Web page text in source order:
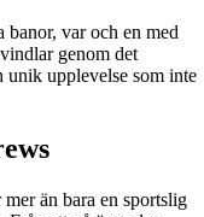
var och en med
genom det
unik upplevelse som inte
än bara en sportslig